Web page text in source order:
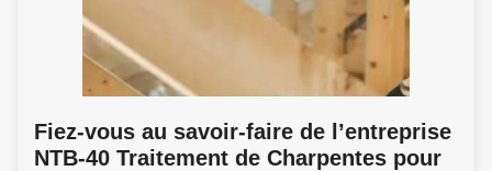
Fiez-vous au savoir-faire de l’entreprise
NTB-40 Traitement de Charpentes pour